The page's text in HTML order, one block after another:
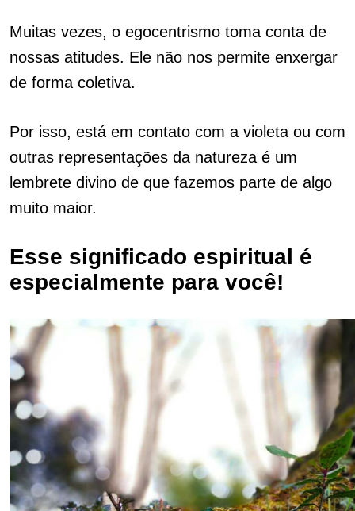
Muitas vezes, o egocentrismo toma conta de
nossas atitudes. Ele não nos permite enxergar
de forma coletiva.
Por isso, está em contato com a violeta ou com
outras representações da natureza é um
lembrete divino de que fazemos parte de algo
muito maior.
Esse significado espiritual é
especialmente para você!